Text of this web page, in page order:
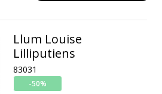
Llum Louise
Lilliputiens
83031
-50%